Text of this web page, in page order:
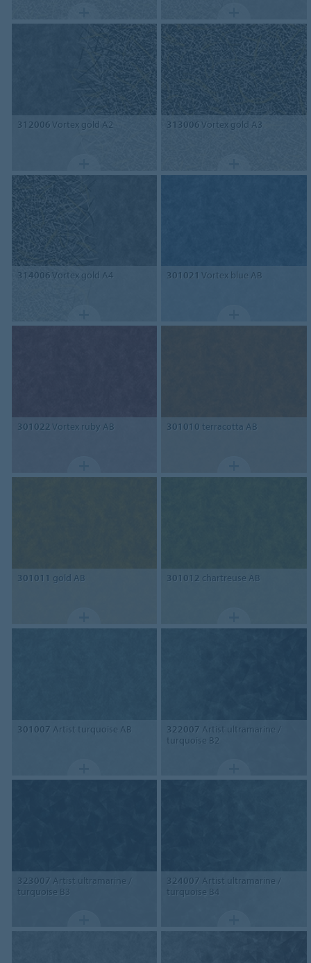
312006 Vortex gold A2 313006 Vortex gold A3
314006 Vortex gold A4 301021 Vortex blue AB
301022 Vortex ruby AB 301010 terracotta AB
301011 gold AB 301012 chartreuse AB
301007 Artist turquoise AB 322007 Artist ultramarine /
turquoise B2
323007 Artist ultramarine /
turquoise B3
324007 Artist ultramarine /
turquoise B4